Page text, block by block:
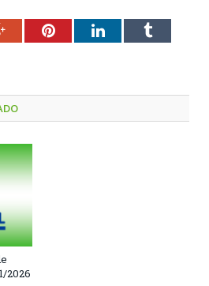
Google+PinterestLinkedInTumblr
2026